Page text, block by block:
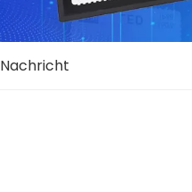
Nachricht